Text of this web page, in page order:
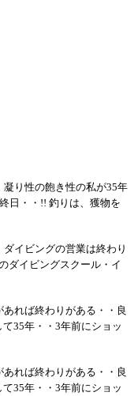
凝り性の飽き性の私が35年
日・・!! 釣りは、獲物を
ダイビングの営業は終わり
ダイビングスクール・イ
あれば終わりがある・・良
35年・・3年前にショッ
あれば終わりがある・・良
35年・・3年前にショッ